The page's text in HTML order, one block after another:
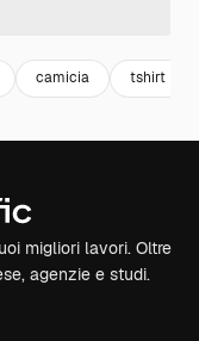
camicia tshirt
migliori lavori. Oltre
agenzie e studi.